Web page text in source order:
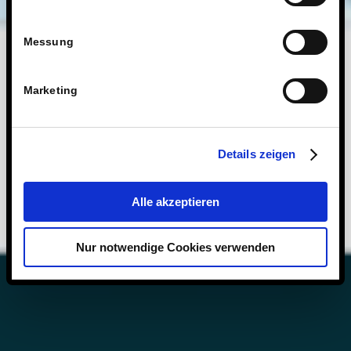
Messung
Marketing
Details zeigen
Alle akzeptieren
Nur notwendige Cookies verwenden